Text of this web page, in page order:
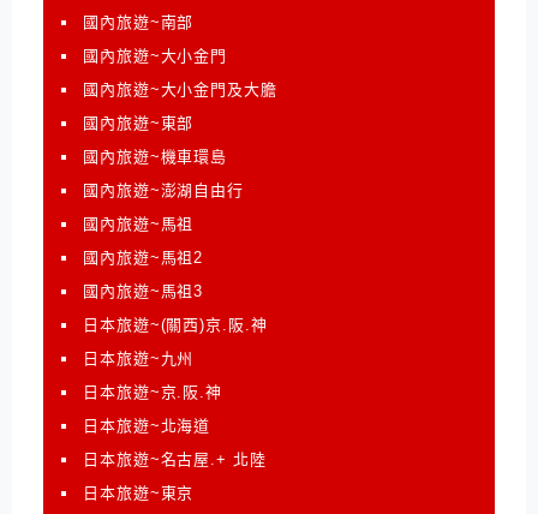
國內旅遊~南部
國內旅遊~大小金門
國內旅遊~大小金門及大膽
國內旅遊~東部
國內旅遊~機車環島
國內旅遊~澎湖自由行
國內旅遊~馬祖
國內旅遊~馬祖2
國內旅遊~馬祖3
日本旅遊~(關西)京.阪.神
日本旅遊~九州
日本旅遊~京.阪.神
日本旅遊~北海道
日本旅遊~名古屋.+ 北陸
日本旅遊~東京